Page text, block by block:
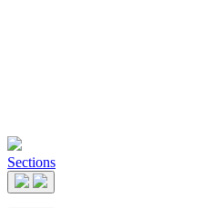
Sections